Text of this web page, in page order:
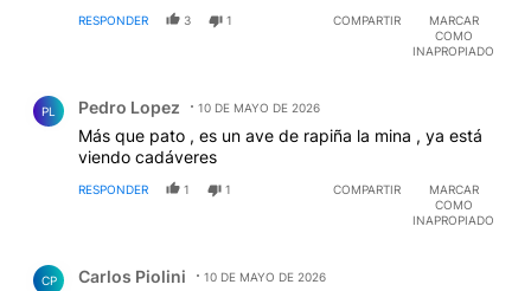
RESPONDER 3 1 COMPARTIR
MARCAR
COMO
INAPROPIADO
PL Pedro Lopez 10 DE MAYO DE 2026
Más que pato , es un ave de rapiña la mina , ya está
viendo cadáveres
RESPONDER 1 1 COMPARTIR
MARCAR
COMO
INAPROPIADO
CP Carlos Piolini 10 DE MAYO DE 2026